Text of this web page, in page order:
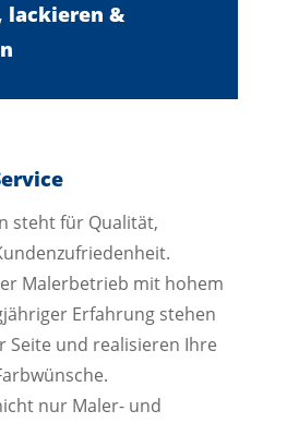
lackieren &
steht für Qualität,
Malerbetrieb mit hohem
Erfahrung stehen
Seite und realisieren Ihre
nur Maler- und